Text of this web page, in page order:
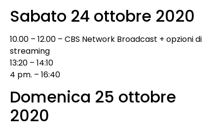
Sabato 24 ottobre 2020
10.00 – 12.00 – CBS Network Broadcast + opzioni di
streaming
13:20 – 14:10
4 pm. – 16:40
Domenica 25 ottobre
2020